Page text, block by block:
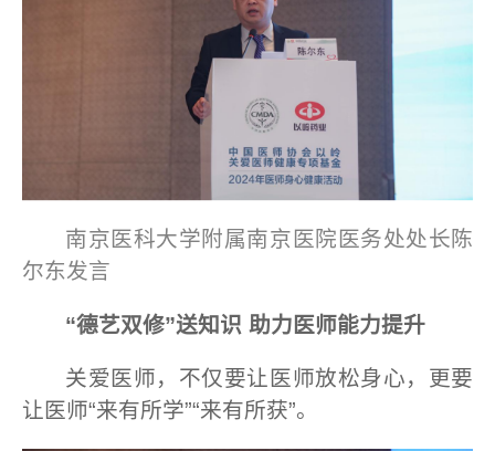
南京医科大学附属南京医院医务处处长陈
尔东发言
“德艺双修”送知识 助力医师能力提升
关爱医师，不仅要让医师放松身心，更要
让医师“来有所学”“来有所获”。